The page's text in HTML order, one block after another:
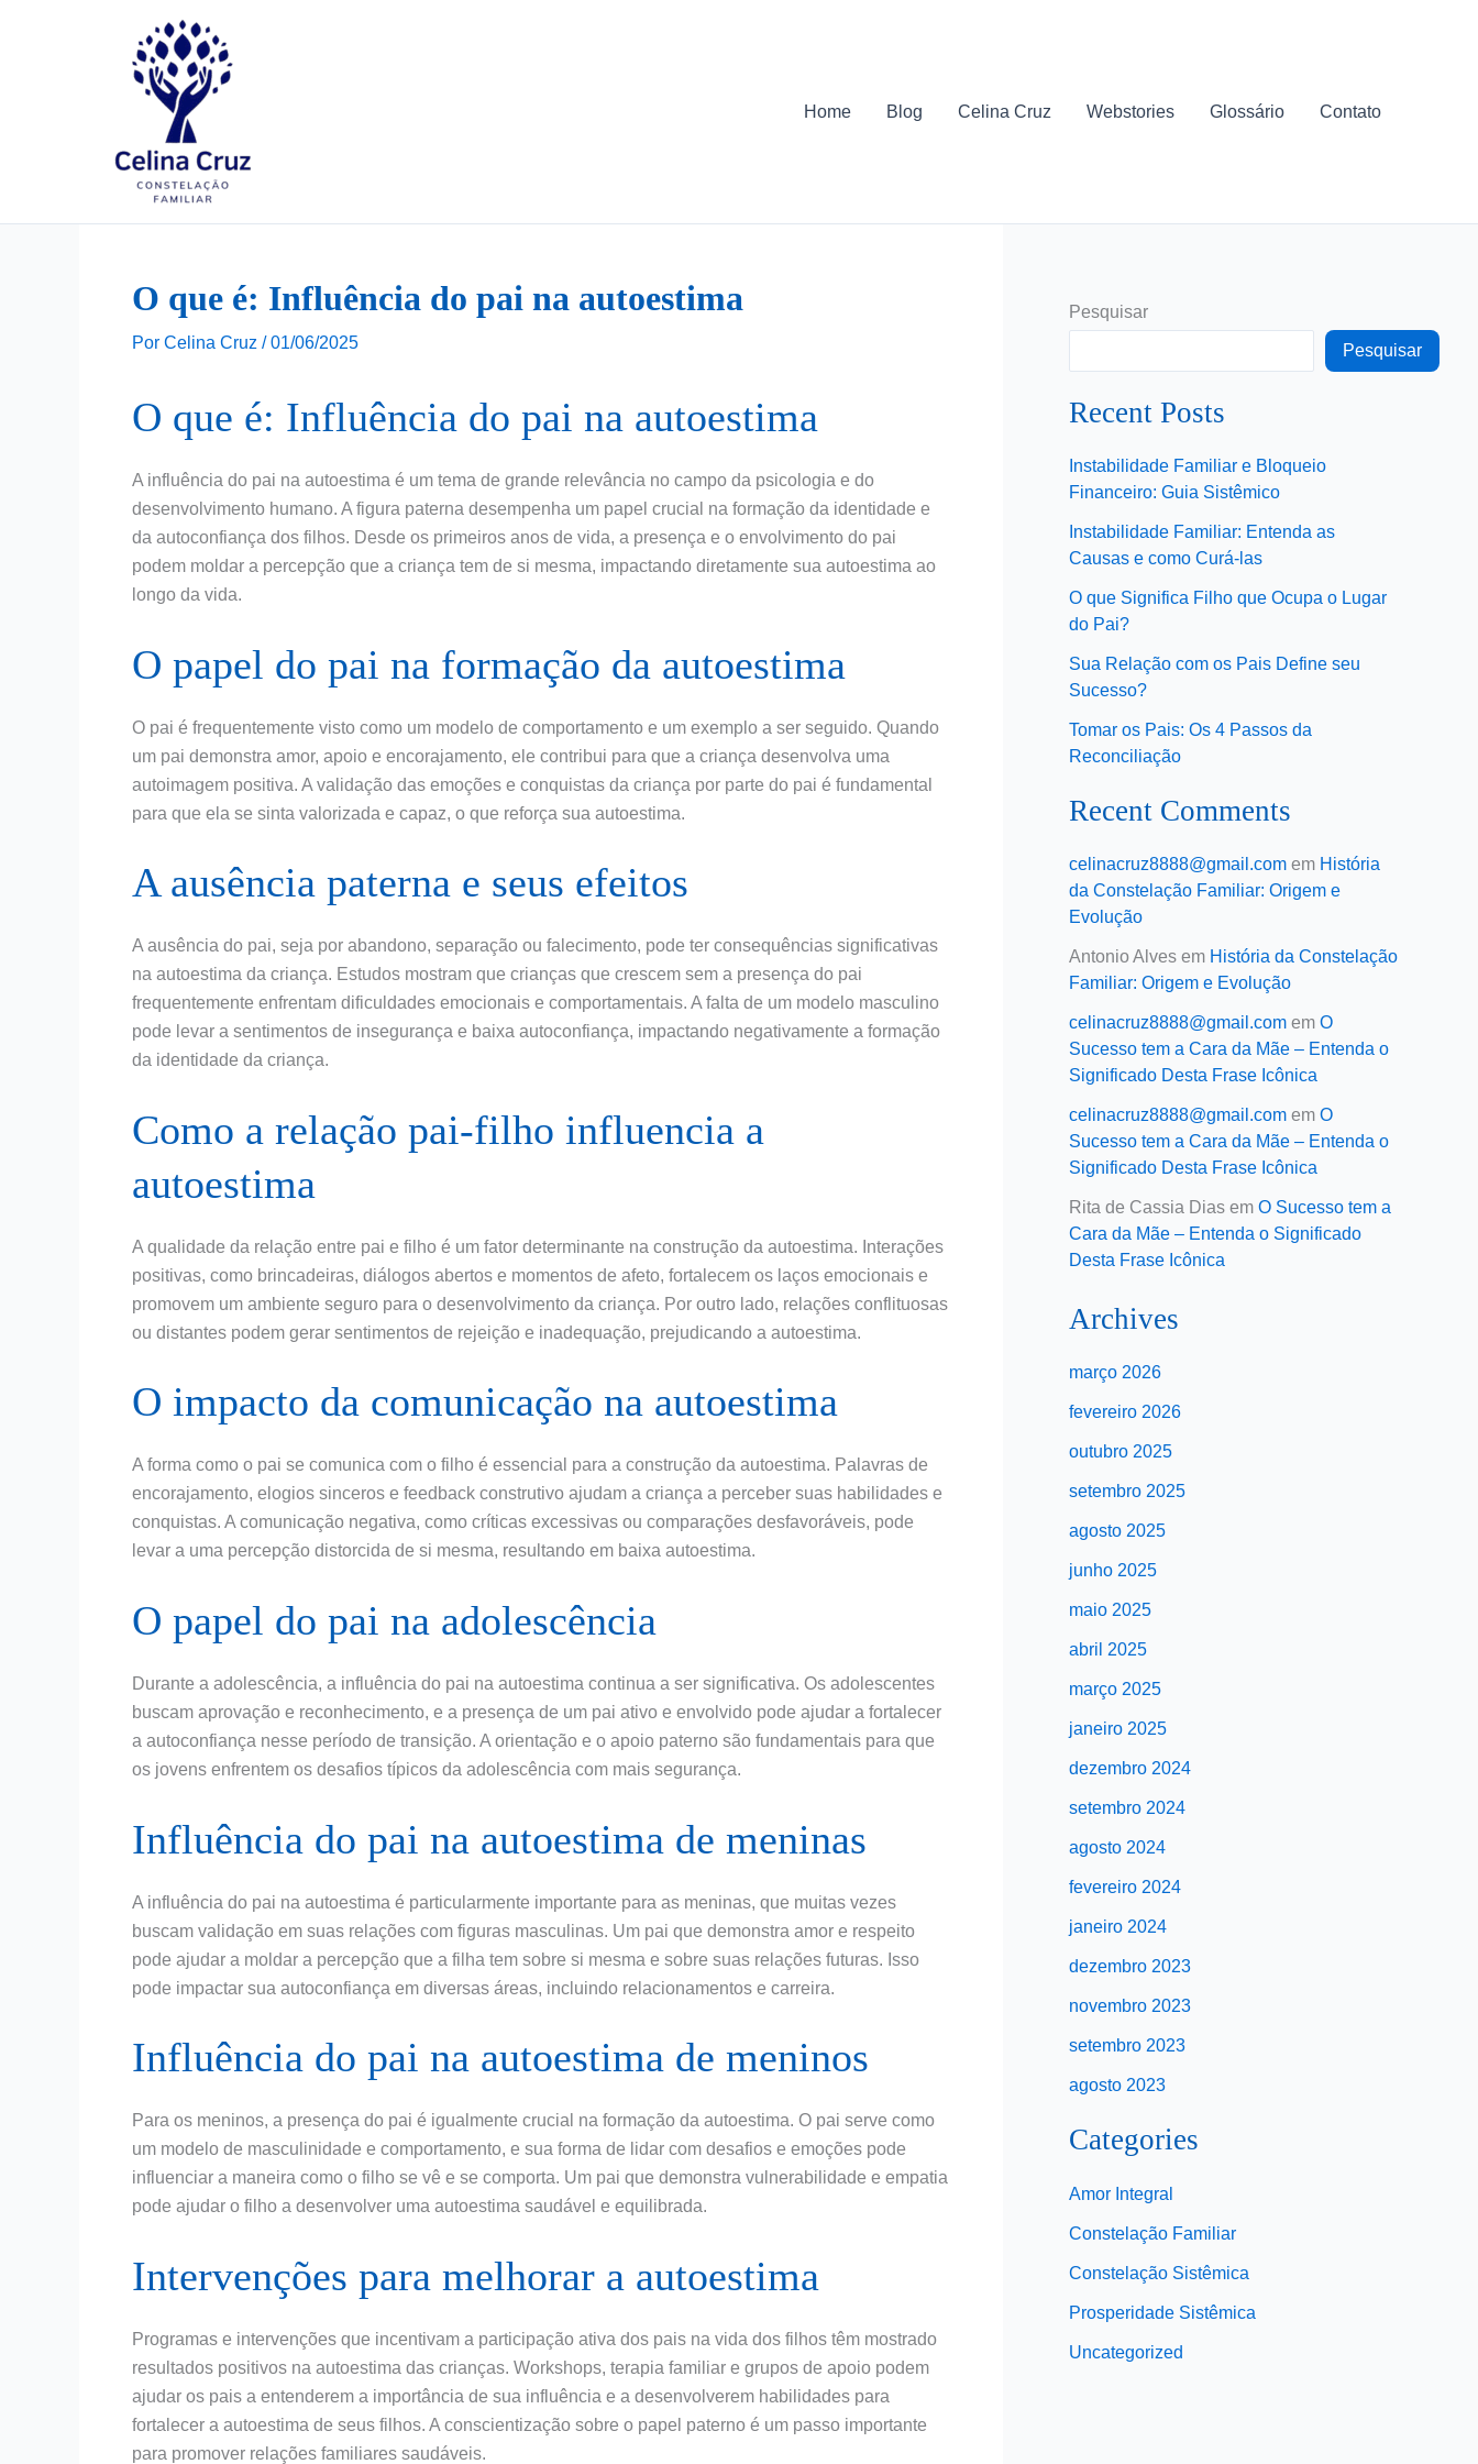
Home Blog Celina Cruz Webstories Glossário Contato
O que é: Influência do pai na autoestima
Por Celina Cruz /01/06/2025
O que é: Influência do pai na autoestima
A influência do pai na autoestima é um tema de grande relevância no campo da psicologia e do
desenvolvimento humano. A figura paterna desempenha um papel crucial na formação da identidade e
da autoconfiança dos filhos. Desde os primeiros anos de vida, a presença e o envolvimento do pai
podem moldar a percepção que a criança tem de si mesma, impactando diretamente sua autoestima ao
longo da vida.
O papel do pai na formação da autoestima
O pai é frequentemente visto como um modelo de comportamento e um exemplo a ser seguido. Quando
um pai demonstra amor, apoio e encorajamento, ele contribui para que a criança desenvolva uma
autoimagem positiva. A validação das emoções e conquistas da criança por parte do pai é fundamental
para que ela se sinta valorizada e capaz, o que reforça sua autoestima.
A ausência paterna e seus efeitos
A ausência do pai, seja por abandono, separação ou falecimento, pode ter consequências significativas
na autoestima da criança. Estudos mostram que crianças que crescem sem a presença do pai
frequentemente enfrentam dificuldades emocionais e comportamentais. A falta de um modelo masculino
pode levar a sentimentos de insegurança e baixa autoconfiança, impactando negativamente a formação
da identidade da criança.
Como a relação pai-filho influencia a
autoestima
A qualidade da relação entre pai e filho é um fator determinante na construção da autoestima. Interações
positivas, como brincadeiras, diálogos abertos e momentos de afeto, fortalecem os laços emocionais e
promovem um ambiente seguro para o desenvolvimento da criança. Por outro lado, relações conflituosas
ou distantes podem gerar sentimentos de rejeição e inadequação, prejudicando a autoestima.
O impacto da comunicação na autoestima
A forma como o pai se comunica com o filho é essencial para a construção da autoestima. Palavras de
encorajamento, elogios sinceros e feedback construtivo ajudam a criança a perceber suas habilidades e
conquistas. A comunicação negativa, como críticas excessivas ou comparações desfavoráveis, pode
levar a uma percepção distorcida de si mesma, resultando em baixa autoestima.
O papel do pai na adolescência
Durante a adolescência, a influência do pai na autoestima continua a ser significativa. Os adolescentes
buscam aprovação e reconhecimento, e a presença de um pai ativo e envolvido pode ajudar a fortalecer
a autoconfiança nesse período de transição. A orientação e o apoio paterno são fundamentais para que
os jovens enfrentem os desafios típicos da adolescência com mais segurança.
Influência do pai na autoestima de meninas
A influência do pai na autoestima é particularmente importante para as meninas, que muitas vezes
buscam validação em suas relações com figuras masculinas. Um pai que demonstra amor e respeito
pode ajudar a moldar a percepção que a filha tem sobre si mesma e sobre suas relações futuras. Isso
pode impactar sua autoconfiança em diversas áreas, incluindo relacionamentos e carreira.
Influência do pai na autoestima de meninos
Para os meninos, a presença do pai é igualmente crucial na formação da autoestima. O pai serve como
um modelo de masculinidade e comportamento, e sua forma de lidar com desafios e emoções pode
influenciar a maneira como o filho se vê e se comporta. Um pai que demonstra vulnerabilidade e empatia
pode ajudar o filho a desenvolver uma autoestima saudável e equilibrada.
Intervenções para melhorar a autoestima
Programas e intervenções que incentivam a participação ativa dos pais na vida dos filhos têm mostrado
resultados positivos na autoestima das crianças. Workshops, terapia familiar e grupos de apoio podem
ajudar os pais a entenderem a importância de sua influência e a desenvolverem habilidades para
fortalecer a autoestima de seus filhos. A conscientização sobre o papel paterno é um passo importante
para promover relações familiares saudáveis.
Pesquisar
Pesquisar
Recent Posts
Instabilidade Familiar e Bloqueio
Financeiro: Guia Sistêmico
Instabilidade Familiar: Entenda as
Causas e como Curá-las
O que Significa Filho que Ocupa o Lugar
do Pai?
Sua Relação com os Pais Define seu
Sucesso?
Tomar os Pais: Os 4 Passos da
Reconciliação
Recent Comments
celinacruz8888@gmail.com em História
da Constelação Familiar: Origem e
Evolução
Antonio Alves em História da Constelação
Familiar: Origem e Evolução
celinacruz8888@gmail.com em O
Sucesso tem a Cara da Mãe – Entenda o
Significado Desta Frase Icônica
celinacruz8888@gmail.com em O
Sucesso tem a Cara da Mãe – Entenda o
Significado Desta Frase Icônica
Rita de Cassia Dias em O Sucesso tem a
Cara da Mãe – Entenda o Significado
Desta Frase Icônica
Archives
março 2026
fevereiro 2026
outubro 2025
setembro 2025
agosto 2025
junho 2025
maio 2025
abril 2025
março 2025
janeiro 2025
dezembro 2024
setembro 2024
agosto 2024
fevereiro 2024
janeiro 2024
dezembro 2023
novembro 2023
setembro 2023
agosto 2023
Categories
Amor Integral
Constelação Familiar
Constelação Sistêmica
Prosperidade Sistêmica
Uncategorized